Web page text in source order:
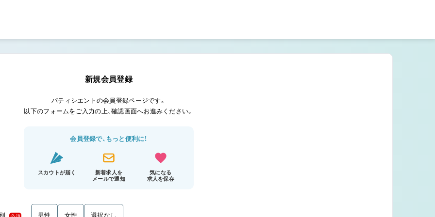
新規会員登録
パティシエントの会員登録ページです。
以下のフォームをご入力の上、確認画面へお進みください。
会員登録で、もっと便利に！
スカウトが届く
新着求人を
メールで通知
気になる
求人を保存
必須 男性 女性 選択なし